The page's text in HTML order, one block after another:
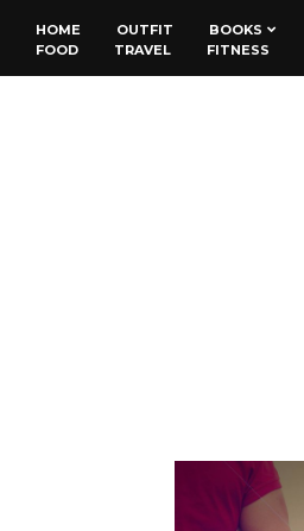
HOME OUTFIT BOOKS
FOOD
TRAVEL FITNESS